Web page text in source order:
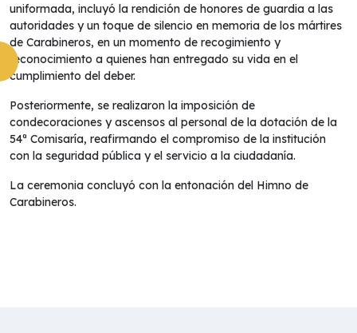
uniformada, incluyó la rendición de honores de guardia a las
autoridades y un toque de silencio en memoria de los mártires
de Carabineros, en un momento de recogimiento y
reconocimiento a quienes han entregado su vida en el
cumplimiento del deber.
Posteriormente, se realizaron la imposición de
condecoraciones y ascensos al personal de la dotación de la
54ª Comisaría, reafirmando el compromiso de la institución
con la seguridad pública y el servicio a la ciudadanía.
La ceremonia concluyó con la entonación del Himno de
Carabineros.